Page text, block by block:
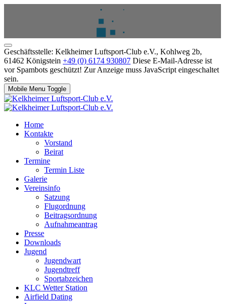
Geschäftsstelle: Kelkheimer Luftsport-Club e.V., Kohlweg 2b,
61462 Königstein +49 (0) 6174 930807 Diese E-Mail-Adresse ist
vor Spambots geschützt! Zur Anzeige muss JavaScript eingeschaltet
sein.
Mobile Menu Toggle
Home
Kontakte
Vorstand
Beirat
Termine
Termin Liste
Galerie
Vereinsinfo
Satzung
Flugordnung
Beitragsordnung
Aufnahmeantrag
Presse
Downloads
Jugend
Jugendwart
Jugendtreff
Sportabzeichen
KLC Wetter Station
Airfield Dating